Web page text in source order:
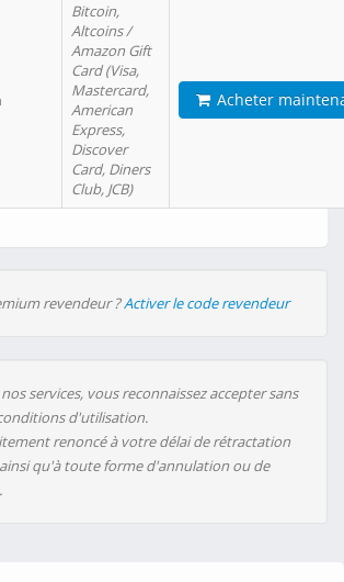
Bitcoin,
Altcoins /
Amazon Gift
Card (Visa,
Mastercard,
American
Express,
Discover
Card, Diners
Club, JCB)
Acheter
revendeur ?Activer le code revendeur
services, vous reconnaissez accepter sans
d'utilisation.
renoncé à votre délai de rétractation
qu'à toute forme d'annulation ou de